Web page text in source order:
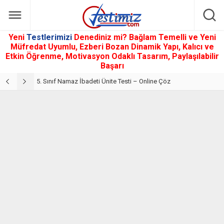
Yeni Testlerimizi Denediniz mi? Bağlam Temelli ve Yeni
Müfredat Uyumlu, Ezberi Bozan Dinamik Yapı, Kalıcı ve
Etkin Öğrenme, Motivasyon Odaklı Tasarım, Paylaşılabilir
Başarı
5. Sınıf Namaz İbadeti Ünite Testi – Online Çöz